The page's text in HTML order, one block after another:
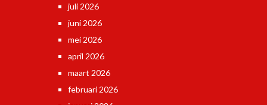
juli 2026
juni 2026
mei 2026
april 2026
maart 2026
februari 2026